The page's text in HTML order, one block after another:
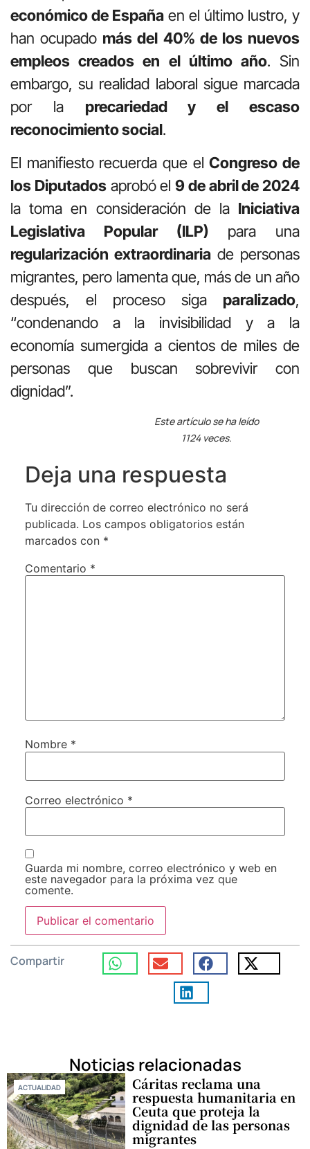
económico de España en el último lustro, y
han ocupado más del 40% de los nuevos
empleos creados en el último año. Sin
embargo, su realidad laboral sigue marcada
por la precariedad y el escaso
reconocimiento social.
El manifiesto recuerda que elCongreso de
los Diputadosaprobó el 9 de abril de 2024
la toma en consideración de la Iniciativa
Legislativa Popular (ILP) para una
regularización extraordinaria de personas
migrantes, pero lamenta que, más de un año
después, el proceso siga paralizado,
“condenando a la invisibilidad y a la
economía sumergida a cientos de miles de
personas que buscan sobrevivir con
dignidad”.
Este artículo se ha leído
1124 veces.
Deja una respuesta
Tu dirección de correo electrónico no será
publicada. Los campos obligatorios están
marcados con *
Comentario *
Nombre *
Correo electrónico *
Guarda mi nombre, correo electrónico y web en
este navegador para la próxima vez que
comente.
Compartir
Noticias relacionadas
ACTUALIDAD Cáritas reclama una
respuesta humanitaria en
Ceuta que proteja la
dignidad de las personas
migrantes